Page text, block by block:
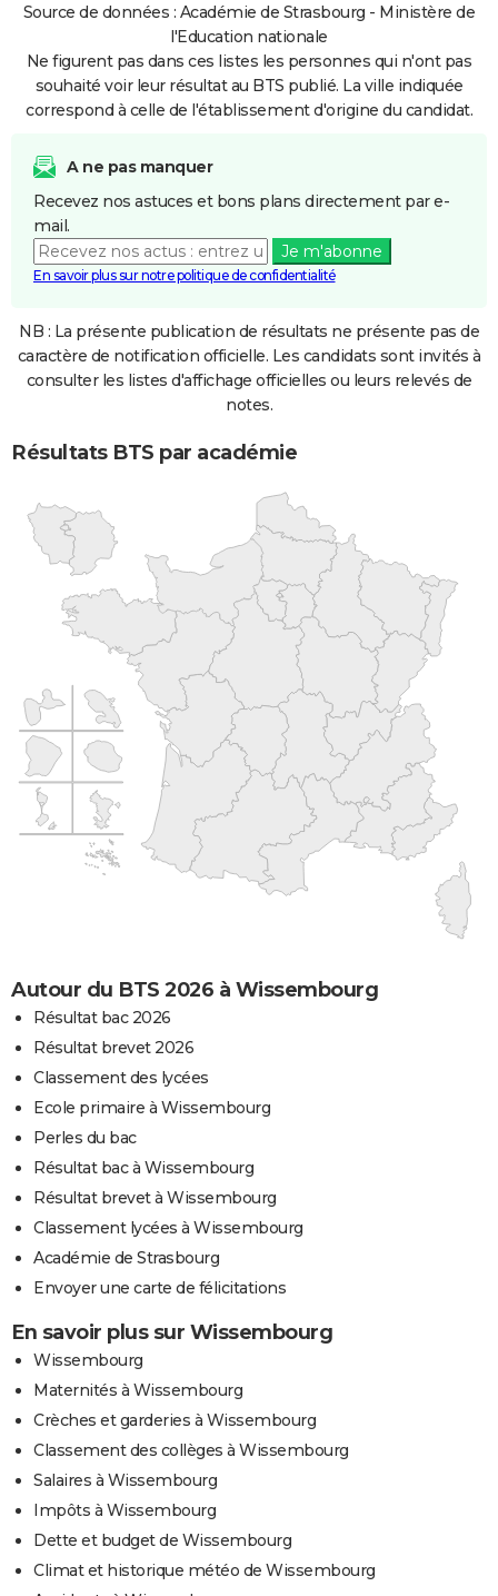
Source de données : Académie de Strasbourg - Ministère de
l'Education nationale
Ne figurent pas dans ces listes les personnes qui n'ont pas
souhaité voir leur résultat au BTS publié. La ville indiquée
correspond à celle de l'établissement d'origine du candidat.
A ne pas manquer
Recevez nos astuces et bons plans directement par e-
mail.
Je m'abonne
En savoir plus sur notre politique de confidentialité
NB : La présente publication de résultats ne présente pas de
caractère de notification officielle. Les candidats sont invités à
consulter les listes d'affichage officielles ou leurs relevés de
notes.
Résultats BTS par académie
Autour du BTS 2026 à Wissembourg
Résultat bac 2026
Résultat brevet 2026
Classement des lycées
Ecole primaire à Wissembourg
Perles du bac
Résultat bac à Wissembourg
Résultat brevet à Wissembourg
Classement lycées à Wissembourg
Académie de Strasbourg
Envoyer une carte de félicitations
En savoir plus sur Wissembourg
Wissembourg
Maternités à Wissembourg
Crèches et garderies à Wissembourg
Classement des collèges à Wissembourg
Salaires à Wissembourg
Impôts à Wissembourg
Dette et budget de Wissembourg
Climat et historique météo de Wissembourg